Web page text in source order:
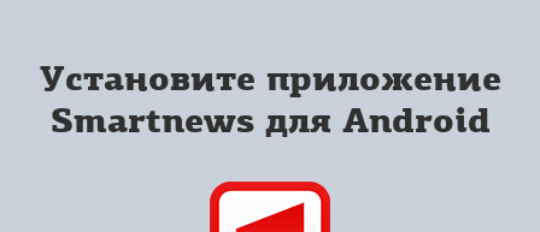
Установите приложение
Smartnews для Android